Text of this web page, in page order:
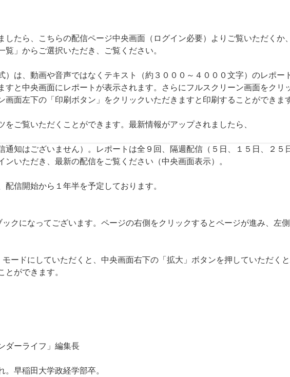
したら、こちらの配信ページ中央画面（ログイン必要）よりご覧いただくか
」からご選択いただき、ご覧ください。
）は、動画や音声ではなくテキスト（約３０００～４０００文字）のレポー
すと中央画面にレポートが表示されます。さらにフルスクリーン画面をクリ
面左下の「印刷ボタン」をクリックいただきますと印刷することができます
をご覧いただくことができます。最新情報がアップされましたら、
通知はございません）。レポートは全９回、隔週配信（５日、１５日、２５
いただき、最新の配信をご覧ください（中央画面表示）。
信開始から１年半を予定しております。
クになってございます。ページの右側をクリックするとページが進み、左
ードにしていただくと、中央画面右下の「拡大」ボタンを押していただく
ができます。
ダーライフ」編集長
早稲田大学政経学部卒。